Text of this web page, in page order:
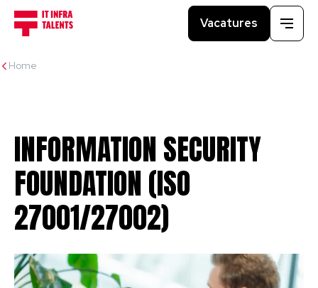
Vacatures
Menu
Home
INFORMATIONSECURITY
FOUNDATION(ISO
27001/27002)